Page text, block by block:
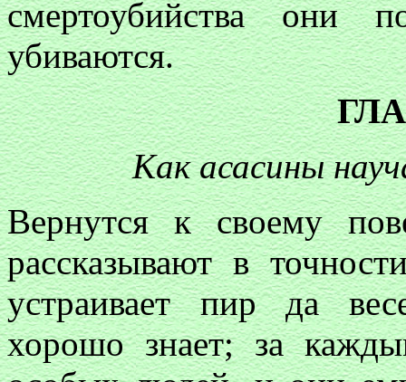
смертоубийства они
убиваются.
Как асасины
Вернутся к своему
рассказывают в
устраивает пир да
хорошо знает; за